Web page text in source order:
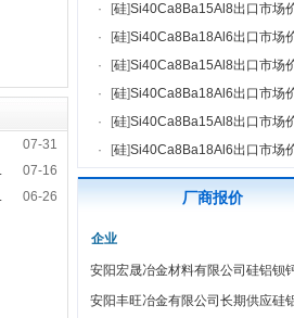
07-31
07-16
06-26
· [硅]Si40Ca8Ba15Al8出口市场
·
[硅]Si40Ca8Ba18Al6出口市场
·
[硅]Si40Ca8Ba15Al8出口市场
·
[硅]Si40Ca8Ba18Al6出口市场
·
[硅]Si40Ca8Ba15Al8出口市场
·
[硅]Si40Ca8Ba18Al6出口市场
厂商报价
企业
安阳宏晟冶金材料有限公司硅铝钡
安阳丰旺冶金有限公司长期供应硅